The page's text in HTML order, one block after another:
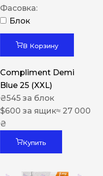
Фасовка:
Блок
В Корзину
Compliment Demi
Blue 25 (XXL)
₴545 за блок
$600 за ящик≈ 27 000
₴
Купить